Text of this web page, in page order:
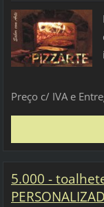
Preço c/ IVA e
5.000 -